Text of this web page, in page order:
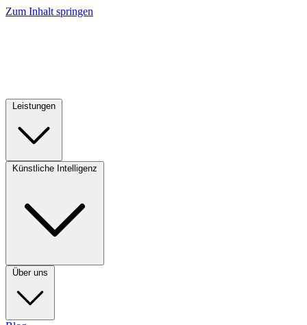
Zum Inhalt springen
Leistungen
Künstliche Intelligenz
Über uns